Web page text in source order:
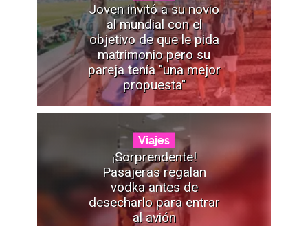
Joven invitó a su novio
al mundial con el
objetivo de que le pida
matrimonio pero su
pareja tenía "una mejor
propuesta"
Viajes
¡Sorprendente!
Pasajeras regalan
vodka antes de
desecharlo para entrar
al avión